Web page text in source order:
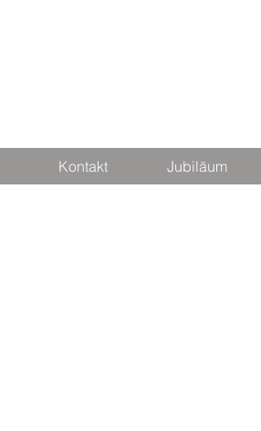
Kontakt Jubiläum